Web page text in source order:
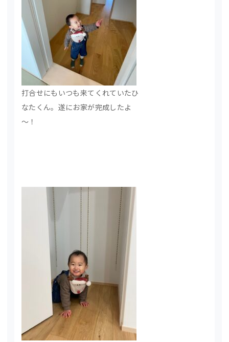
打合せにもいつも来てくれていたひ
なたくん。遂にお家が完成したよ
～！